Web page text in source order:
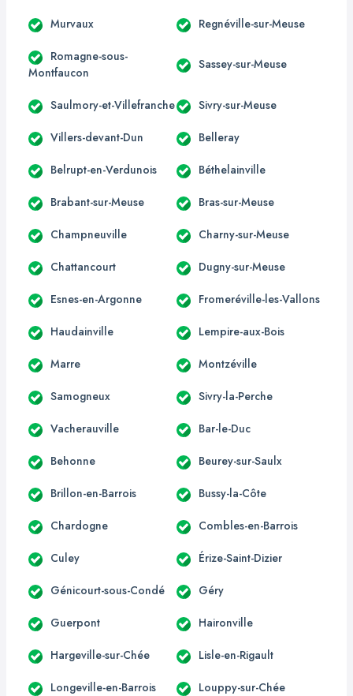
Murvaux Regnéville-sur-Meuse
Romagne-sous-
Montfaucon
Sassey-sur-Meuse
Saulmory-et-Villefranche Sivry-sur-Meuse
Villers-devant-Dun Belleray
Belrupt-en-Verdunois Béthelainville
Brabant-sur-Meuse Bras-sur-Meuse
Champneuville Charny-sur-Meuse
Chattancourt Dugny-sur-Meuse
Esnes-en-Argonne Fromeréville-les-Vallons
Haudainville Lempire-aux-Bois
Marre Montzéville
Samogneux Sivry-la-Perche
Vacherauville Bar-le-Duc
Behonne Beurey-sur-Saulx
Brillon-en-Barrois Bussy-la-Côte
Chardogne Combles-en-Barrois
Culey Érize-Saint-Dizier
Génicourt-sous-Condé Géry
Guerpont Haironville
Hargeville-sur-Chée Lisle-en-Rigault
Longeville-en-Barrois Louppy-sur-Chée